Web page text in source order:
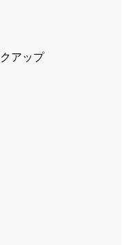
アップ